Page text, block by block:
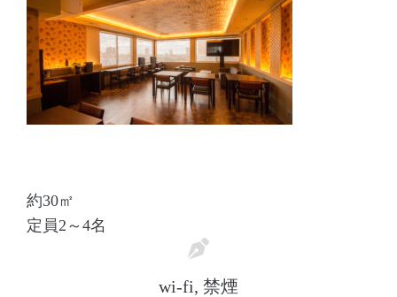
約30㎡
定員2～4名
wi-fi, 禁煙